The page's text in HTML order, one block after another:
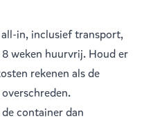
in, inclusief transport,
weken huurvrij. Houd er
rekenen als de
container dan